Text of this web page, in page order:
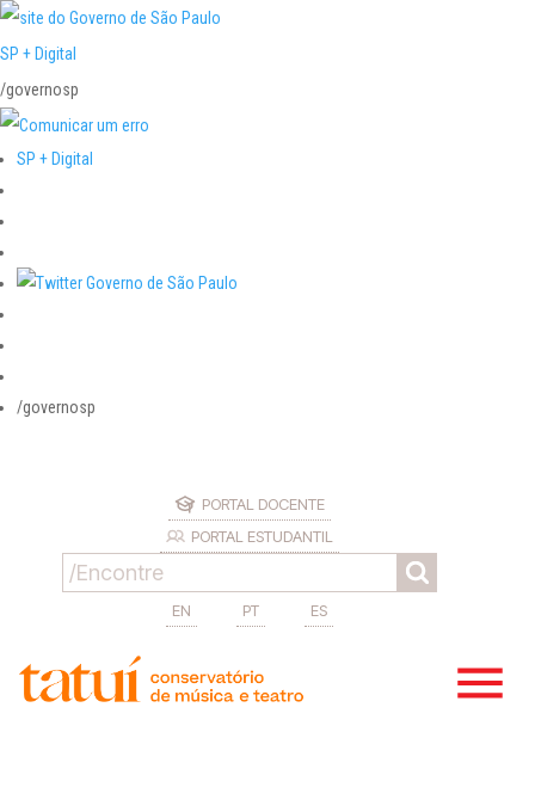
SP + Digital
/governosp
SP + Digital
/governosp
PORTAL DOCENTE
PORTAL ESTUDANTIL
EN PT ES